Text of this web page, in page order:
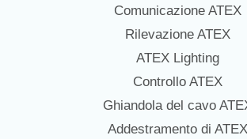
Comunicazione ATEX
Rilevazione ATEX
ATEX Lighting
Controllo ATEX
Ghiandola del cavo
Addestramento di ATEX